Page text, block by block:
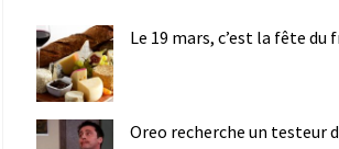
Le 19 mars, c’est la fête du
Oreo recherche un testeur